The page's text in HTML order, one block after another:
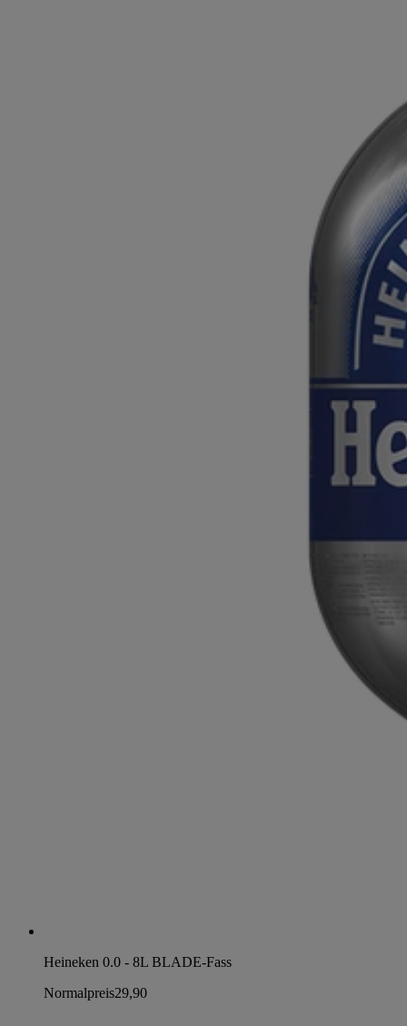
Heineken 0.0 - 8L BLADE-Fass
Normalpreis29,90